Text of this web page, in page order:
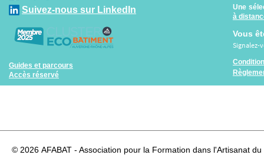
Suivez-nous sur LinkedIn
Guides et parcours
Accès réservé
Une
à
Vous
Signalez-
© 2026 AFABAT - Association pour la Formation dans l'Artisanat du